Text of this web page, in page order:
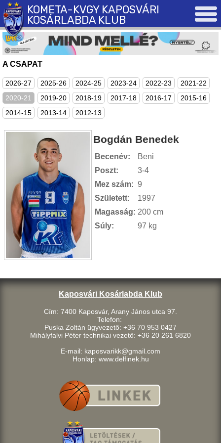
KOMETA-KVGY KAPOSVÁRI
KOSÁRLABDA KLUB
A CSAPAT
2026-27 2025-26 2024-25 2023-24 2022-23
2021-22
2020-21
2019-20 2018-19 2017-18 2016-17
2015-16
2014-15
2013-14 2012-13
Bogdán Benedek
Becenév:
Beni
Poszt:
3-4
Mez szám: 9
Született:
1997
Magasság: 200 cm
Súly:
97 kg
Kaposvári Kosárlabda Klub
Cím: 7400 Kaposvár, Arany János utca 97.
Telefon:
Puska Zoltán ügyvezető: +36 70 953 0427
Mihályfalvi Péter technikai vezető: +36 20 261 6820
E-mail: kaposvarikk@gmail.com
Honlap: www.delfinek.hu